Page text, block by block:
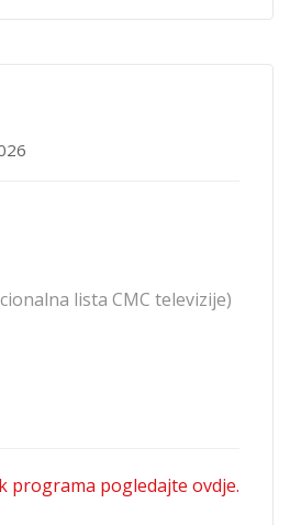
lista CMC televizije)
programa pogledajte ovdje.